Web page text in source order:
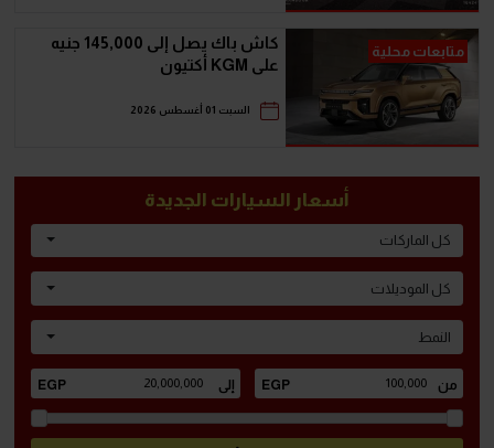
متابعات محلية
كاش باك يصل إلى 145,000 جنيه
على KGM أكتيون
السبت 01 أغسطس 2026
أسعار السيارات الجديدة
كل الماركات
كل الموديلات
النمط